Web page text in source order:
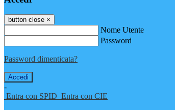
button close ×
Nome Utente
Password
Password dimenticata?
-
Entra con SPID Entra con CIE